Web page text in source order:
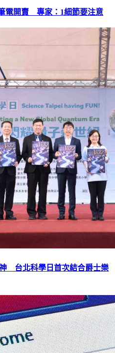
電開賣 專家：1細節要注意
台北科學日首次結合爵士樂